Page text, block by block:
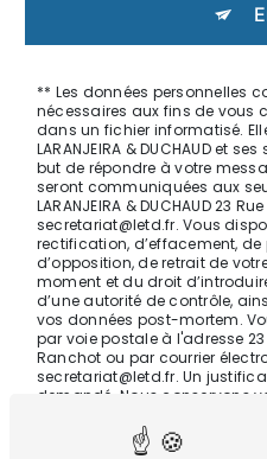
** Les données personnelles
nécessaires aux fins de vous
dans un fichier informatisé.
LARANJEIRA & DUCHAUD et
but de répondre à votre
seront communiquées aux
LARANJEIRA & DUCHAUD 23
secretariat@letd.fr. Vous
rectification, d’effacement,
d’opposition, de retrait de
moment et du droit
d’une autorité de contrôle,
vos données post-mortem.
par voie postale à l'adresse 23
Ranchot ou par courrier
secretariat@letd.fr. Un
demandé. Nous conservons
période de prise de contact
prescription légale aux fins
contentieux. Vous avez le